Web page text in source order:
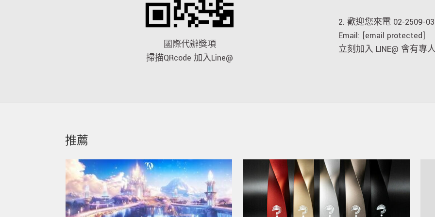
國際代辦獎項
掃描QRcode 加入Line@
2. 歡迎您來電 02-2509-
Email: [email protected]
立刻加入 LINE@ 會有專
推薦